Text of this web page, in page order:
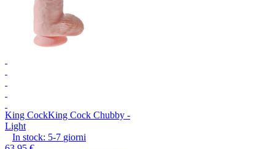
King CockKing Cock Chubby -
Light
In stock: 5-7 giorni